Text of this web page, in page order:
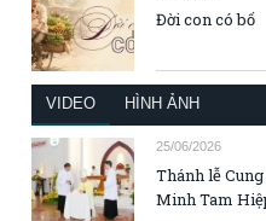
Đời con có bố
VIDEO HÌNH ẢNH
25/06/2026
Thánh lễ
Minh Tam